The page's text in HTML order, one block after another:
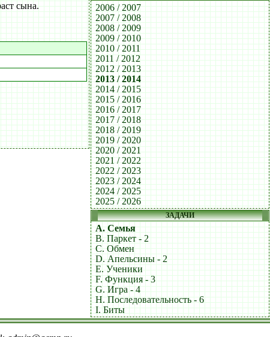
сына.
2006 / 2007
2007 / 2008
2008 / 2009
2009 / 2010
2010 / 2011
2011 / 2012
2012 / 2013
2013 / 2014
2014 / 2015
2015 / 2016
2016 / 2017
2017 / 2018
2018 / 2019
2019 / 2020
2020 / 2021
2021 / 2022
2022 / 2023
2023 / 2024
2024 / 2025
2025 / 2026
ЗАДАЧИ
A. Семья
B. Паркет - 2
C. Обмен
D. Апельсины - 2
E. Ученики
F. Функция - 3
G. Игра - 4
H. Последовательность - 6
I. Биты